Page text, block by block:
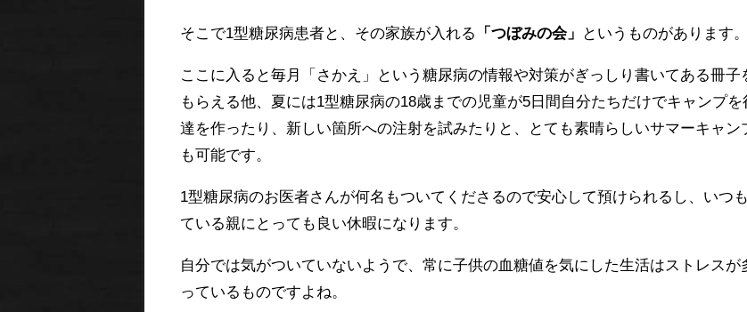
そこで1型糖尿病患者と、その家族が入れる 「つぼみの会」 というものがあります。
ここに入ると毎月「さかえ」という糖尿病の情報や対策がぎっしり書いてある冊子
もらえる他、夏には1型糖尿病の18歳までの児童が5日間自分たちだけでキャンプを
達を作ったり、新しい箇所への注射を試みたりと、とても素晴らしいサマーキャン
も可能です。
1型糖尿病のお医者さんが何名もついてくださるので安心して預けられるし、いつ
ている親にとっても良い休暇になります。
自分では気がついていないようで、常に子供の血糖値を気にした生活はストレスが
っているものですよね。